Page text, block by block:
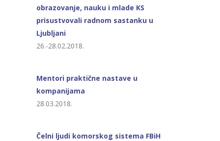
obrazovanje, nauku i mlade KS
prisustvovali radnom sastanku u
Ljubljani
26.-28.02.2018.
Mentori praktične nastave u
kompanijama
28.03.2018.
Čelni ljudi komorskog sistema FBiH